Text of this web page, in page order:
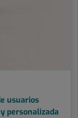
usuarios
personalizada